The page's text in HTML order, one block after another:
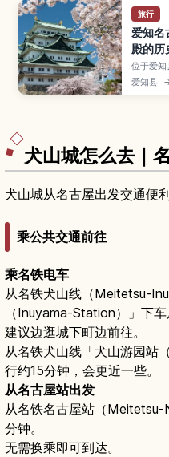
旅行
爱知名
殿的历
位于爱知
鯱、雄伟
郭。本
爱知县
犬山城怎么去｜
犬山城从名古屋出发交通便
乘公共交通前往
乘名铁电车
从名铁犬山线（Meitetsu-
（Inuyama-Station）」下车
建议边逛城下町边前往。
从名铁犬山线「犬山游园站
行约15分钟，会更近一些。
从名古屋站出发
从名铁名古屋站（
分钟。
无需换乘即可到达。